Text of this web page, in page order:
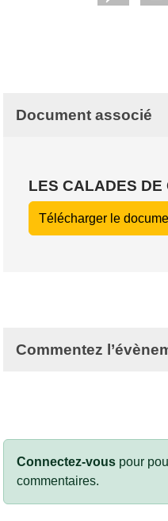
Document associé
LES CALADES DE
Télécharger le
Commentez
Connectez-vous pour
commentaires.